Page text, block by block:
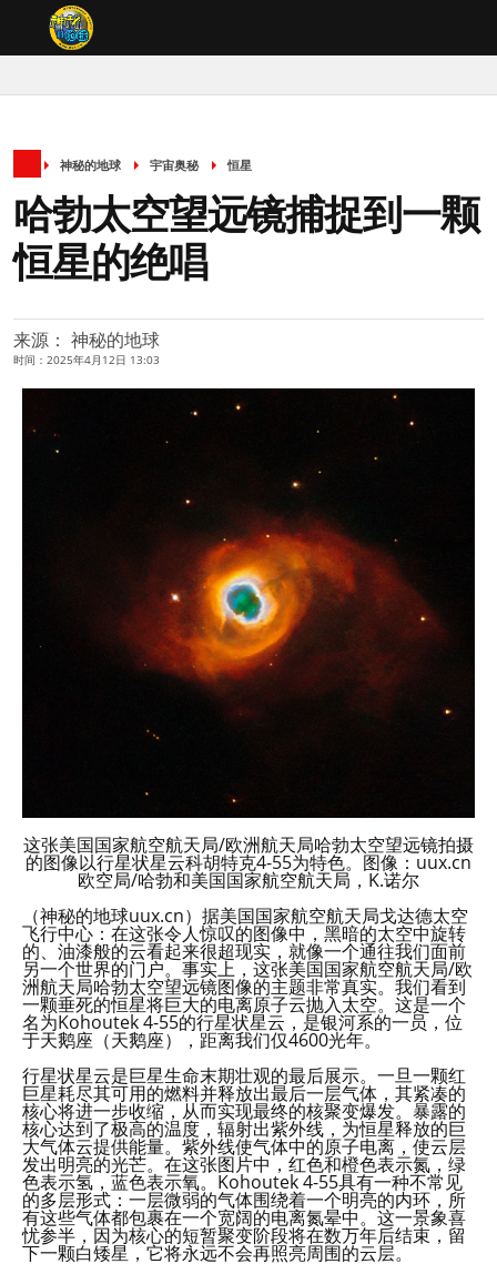
神秘的地球 宇宙奥秘 恒星
哈勃太空望远镜捕捉到一颗
恒星的绝唱
来源： 神秘的地球
时间：2025年4月12日 13:03
这张美国国家航空航天局/欧洲航天局哈勃太空望远镜拍摄
的图像以行星状星云科胡特克4-55为特色。图像：uux.cn
欧空局/哈勃和美国国家航空航天局，K.诺尔
（神秘的地球uux.cn）据美国国家航空航天局戈达德太空
飞行中心：在这张令人惊叹的图像中，黑暗的太空中旋转
的、油漆般的云看起来很超现实，就像一个通往我们面前
另一个世界的门户。事实上，这张美国国家航空航天局/欧
洲航天局哈勃太空望远镜图像的主题非常真实。我们看到
一颗垂死的恒星将巨大的电离原子云抛入太空。这是一个
名为Kohoutek 4-55的行星状星云，是银河系的一员，位
于天鹅座（天鹅座），距离我们仅4600光年。
行星状星云是巨星生命末期壮观的最后展示。一旦一颗红
巨星耗尽其可用的燃料并释放出最后一层气体，其紧凑的
核心将进一步收缩，从而实现最终的核聚变爆发。暴露的
核心达到了极高的温度，辐射出紫外线，为恒星释放的巨
大气体云提供能量。紫外线使气体中的原子电离，使云层
发出明亮的光芒。在这张图片中，红色和橙色表示氮，绿
色表示氢，蓝色表示氧。Kohoutek 4-55具有一种不常见
的多层形式：一层微弱的气体围绕着一个明亮的内环，所
有这些气体都包裹在一个宽阔的电离氮晕中。这一景象喜
忧参半，因为核心的短暂聚变阶段将在数万年后结束，留
下一颗白矮星，它将永远不会再照亮周围的云层。